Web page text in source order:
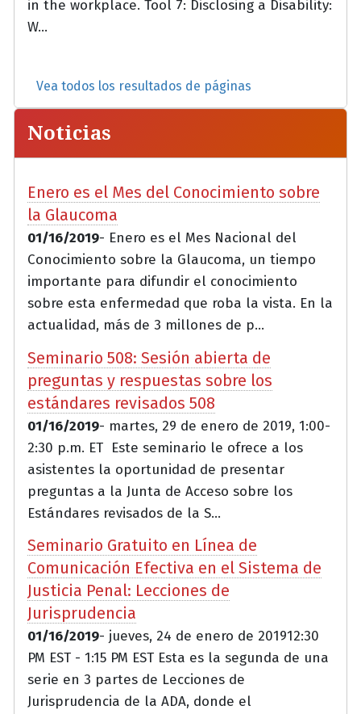
in the workplace. Tool 7: Disclosing a Disability:
W...
Vea todos los resultados de páginas
Noticias
Enero es el Mes del Conocimiento sobre
la Glaucoma
01/16/2019- Enero es el Mes Nacional del
Conocimiento sobre la Glaucoma, un tiempo
importante para difundir el conocimiento
sobre esta enfermedad que roba la vista. En la
actualidad, más de 3 millones de p...
Seminario 508: Sesión abierta de
preguntas y respuestas sobre los
estándares revisados 508
01/16/2019- martes, 29 de enero de 2019, 1:00-
2:30 p.m. ET Este seminario le ofrece a los
asistentes la oportunidad de presentar
preguntas a la Junta de Acceso sobre los
Estándares revisados de la S...
Seminario Gratuito en Línea de
Comunicación Efectiva en el Sistema de
Justicia Penal: Lecciones de
Jurisprudencia
01/16/2019- jueves, 24 de enero de 201912:30
PM EST - 1:15 PM EST Esta es la segunda de una
serie en 3 partes de Lecciones de
Jurisprudencia de la ADA, donde el